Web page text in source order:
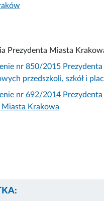
Prezydenta Miasta
nr 850/2015
przedszkoli, szkół i
nr 692/2014
Miasta Krakowa